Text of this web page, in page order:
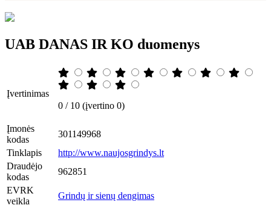
UAB DANAS IR KO duomenys
Įvertinimas
0 / 10 (įvertino 0)
Įmonės
kodas
301149968
Tinklapis
http://www.naujosgrindys.lt
Draudėjo
kodas
962851
EVRK
veikla
Grindų ir sienų dengimas